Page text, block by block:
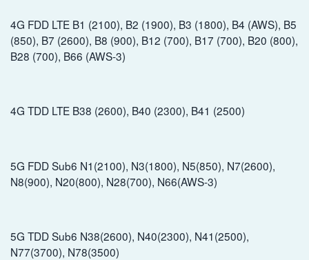
4G FDD LTE B1 (2100), B2 (1900), B3 (1800), B4 (AWS), B5
(850), B7 (2600), B8 (900), B12 (700), B17 (700), B20 (800),
B28 (700), B66 (AWS-3)
4G TDD LTE B38 (2600), B40 (2300), B41 (2500)
5G FDD Sub6 N1(2100), N3(1800), N5(850), N7(2600),
N8(900), N20(800), N28(700), N66(AWS-3)
5G TDD Sub6 N38(2600), N40(2300), N41(2500),
N77(3700), N78(3500)